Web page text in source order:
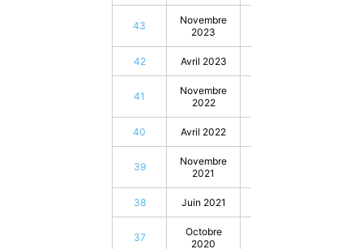
43
Novembre
2023
42 Avril 2023
41
Novembre
2022
40 Avril 2022
39
Novembre
2021
38 Juin 2021
37
Octobre
2020